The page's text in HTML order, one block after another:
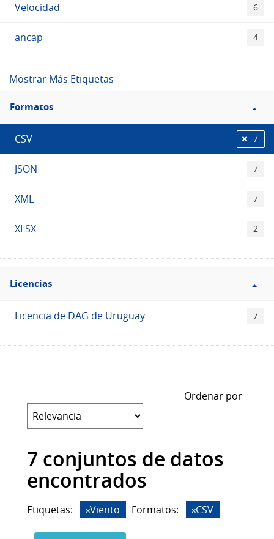
Velocidad 6
ancap 4
Mostrar Más Etiquetas
Filtro
Formatos
Formatos
CSV 7
JSON 7
XML 7
XLSX 2
Filtro
Licencias
Licencias
Licencia de DAG de Uruguay 7
Ordenar por
7 conjuntos de datos
encontrados
Etiquetas: Viento Formatos: CSV